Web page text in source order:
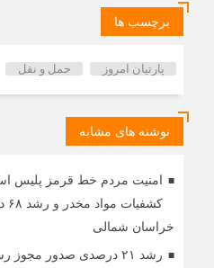
برچسب ها
پارتیان امروز حمل و نقل
نوشته های مشابه
خراسان شمالی
رشد ۲۱ درصدی صدور